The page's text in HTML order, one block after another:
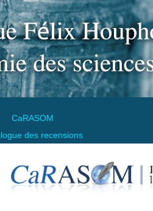
CaRASOM
des recensions